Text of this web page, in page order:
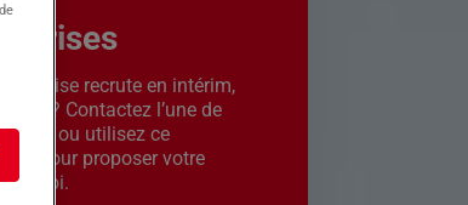
entreprise recrute en intérim,
CDI ? Contactez l’une de
ou utilisez ce
pour proposer votre